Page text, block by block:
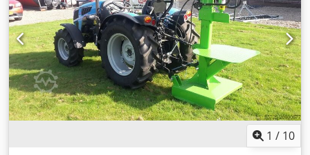
1 / 10